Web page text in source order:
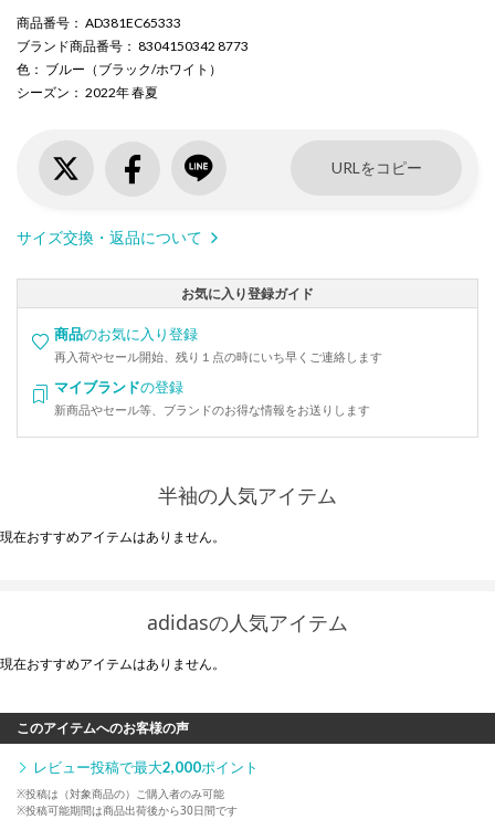
商品番号 ： AD381EC65333
ブランド商品番号 ： 8304150342 8773
色 ： ブルー（ブラック/ホワイト）
シーズン ： 2022年 春夏
URLをコピー
サイズ交換・返品について
お気に入り登録ガイド
商品のお気に入り登録
再入荷やセール開始、残り１点の時にいち早くご連絡します
マイブランドの登録
新商品やセール等、ブランドのお得な情報をお送りします
半袖の人気アイテム
現在おすすめアイテムはありません。
adidasの人気アイテム
現在おすすめアイテムはありません。
このアイテムへのお客様の声
レビュー投稿で最大2,000ポイント
※投稿は（対象商品の）ご購入者のみ可能
※投稿可能期間は商品出荷後から30日間です